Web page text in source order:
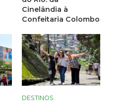
Cinelândia à
Confeitaria Colombo
DESTINOS